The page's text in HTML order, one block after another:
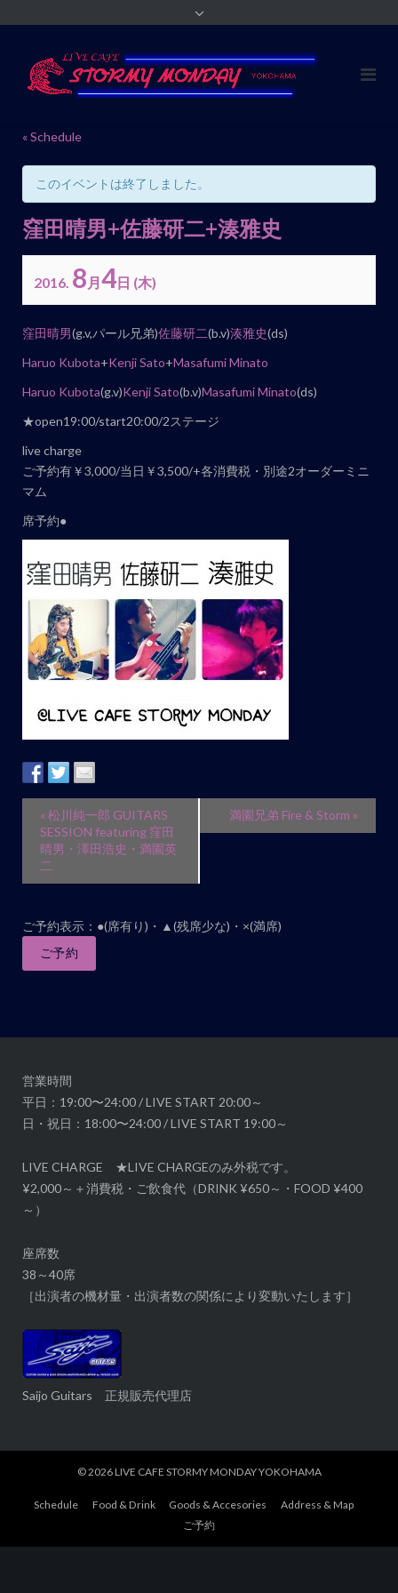
« Schedule
このイベントは終了しました。
窪田晴男+佐藤研二+湊雅史
2016. 8 月4日 (木)
イ
ト
ナ
ビ
ゲ
ー
シ
ョ
ン
窪田晴男(g.v,パール兄弟)佐藤研二(b.v)湊雅史(ds)
Haruo Kubota+Kenji Sato+Masafumi Minato
Haruo Kubota(g.v)Kenji Sato(b.v)Masafumi Minato(ds)
★open19:00/start20:00/2ステージ
live charge
ご予約有￥3,000/当日￥3,500/+各消費税・別途2オーダーミニ
マム
席予約●
ト
ビ
ー
« 松川純一郎 GUITARS
SESSION featuring 窪田
晴男・澤田浩史・満園英
二
満園兄弟 Fire & Storm »
ご予約表示：●(席有り)・▲(残席少な)・×(満席)
ご予約
営業時間
平日：19:00〜24:00 / LIVE START 20:00～
日・祝日：18:00〜24:00 / LIVE START 19:00～
LIVE CHARGE ★LIVE CHARGEのみ外税です。
¥2,000～＋消費税・ご飲食代（DRINK ¥650～・FOOD ¥400
～）
座席数
38～40席
［出演者の機材量・出演者数の関係により変動いたします］
Saijo Guitars 正規販売代理店
© 2026LIVE CAFE STORMY MONDAY YOKOHAMA
Schedule Food & Drink Goods & Accesories
Address & Map
ご予約